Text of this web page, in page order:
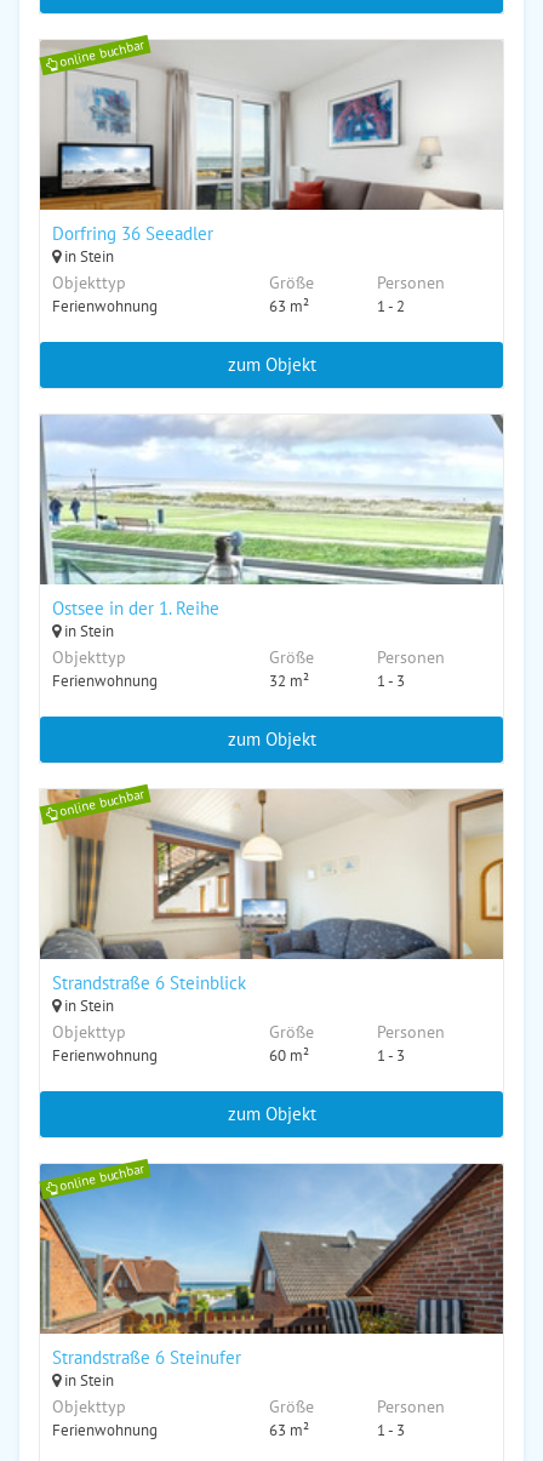
online buchbar
Dorfring 36 Seeadler
in Stein
Objekttyp
Ferienwohnung
Größe
63 m²
Personen
1 - 2
zum Objekt
Ostsee in der 1. Reihe
in Stein
Objekttyp
Ferienwohnung
Größe
32 m²
Personen
1 - 3
zum Objekt
online buchbar
Strandstraße 6 Steinblick
in Stein
Objekttyp
Ferienwohnung
Größe
60 m²
Personen
1 - 3
zum Objekt
online buchbar
Strandstraße 6 Steinufer
in Stein
Objekttyp
Ferienwohnung
Größe
63 m²
Personen
1 - 3